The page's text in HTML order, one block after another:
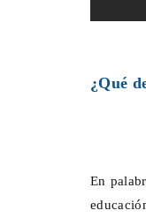
¿Qué
En